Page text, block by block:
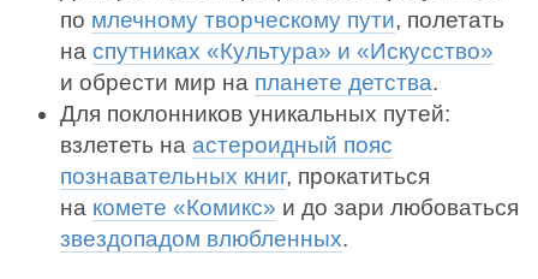
по млечному творческому пути, полетать
на спутниках «Культура» и «Искусство»
и обрести мир на планете детства.
Для поклонников уникальных путей:
взлететь на астероидный пояс
познавательных книг, прокатиться
на комете «Комикс» и до зари любоваться
звездопадом влюбленных.